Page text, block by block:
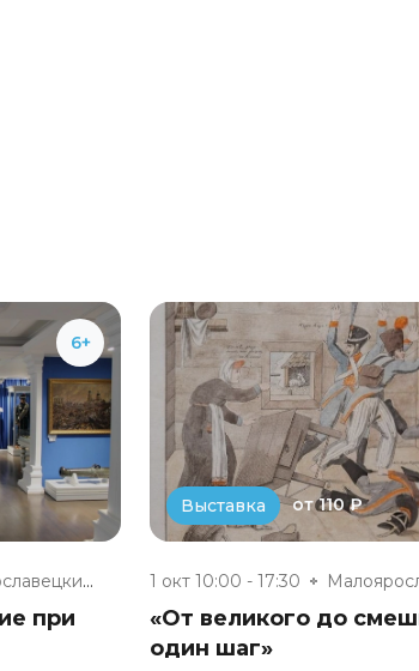
6+
Малоярославецкий военно-истори...
при
Выставка от 110 ₽
1 окт 10:00 - 17:30
«От великого до
один шаг»